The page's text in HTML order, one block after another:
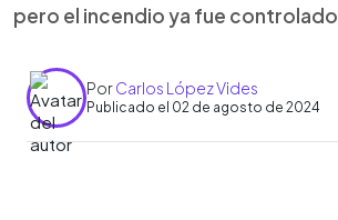
pero el incendio ya fue controlado
PorCarlos López Vides
Publicado el 02 de agosto de 2024